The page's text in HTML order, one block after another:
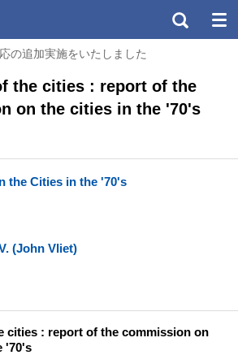
の追加実施をいたしました
the cities : report of the
on the cities in the '70's
the Cities in the '70's
(John Vliet)
cities : report of the commission on
'70's